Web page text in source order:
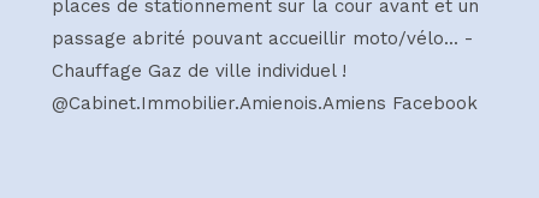
places de stationnement sur la cour avant et un
passage abrité pouvant accueillir moto/vélo... -
Chauffage Gaz de ville individuel !
@Cabinet.Immobilier.Amienois.Amiens Facebook